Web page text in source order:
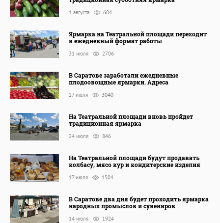
1 августа 604
Ярмарка на Театральной площади переходит
в ежедневный формат работы
31 июля 2706
В Саратове заработали ежедневные
плодоовощные ярмарки. Адреса
27 июля 3040
На Театральной площади вновь пройдет
традиционная ярмарка
24 июля 846
На Театральной площади будут продавать
колбасу, мясо кур и кондитерские изделия
17 июля 1504
В Саратове два дня будет проходить ярмарка
народных промыслов и сувениров
14 июля 1924